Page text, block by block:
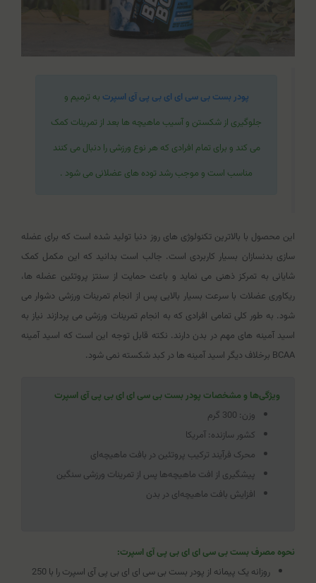
پودر بست بی سی ای ای بی پی آی اسپرت به ترمیم و
جلوگیری از شکستن و آسیب ماهیچه ها بعد از تمرینات کمک
می کند و برای تمام افرادی که هر نوع ورزشی را دنبال می کنند
مناسب است و موجب رشد توده های عضلانی می شود .
این محصول با بالاترین تکنولوژی های روز دنیا تولید شده است که برای عضله
سازی بدنسازان بسیار کاربردی است. جالب است بدانید که این مکمل کمک
شایانی به تمرکز ذهنی می نماید و باعث حمایت از سنتز پروتئین عضله ها،
ریکاوری عضلات با سرعت بسیار بالایی پس از انجام تمرینات ورزشی دشوار می
شود. به طور کلی تمامی افرادی که به انجام تمرینات ورزشی می پردازند نیاز به
اسید آمینه های مهم در بدن دارند. نکته قابل توجه این است که اسید آمینه
BCAA برخلاف دیگر اسید آمینه ها در کبد شکسته نمی شود.
ویژگی‌ها و مشخصات پودر بست بی سی ای ای بی پی آی اسپرت
وزن: 300 گرم
کشور سازنده: آمریکا
محرک فرآیند ترکیب پروتئین در بافت ماهیچه‌ای
پیشگیری از افت ماهیچه‌ها پس از تمرینات ورزشی سنگین
افزایش بافت ماهیچه‌ای در بدن
نحوه مصرف بست بی سی ای ای بی پی آی اسپرت:
روزانه یک پیمانه از پودر بست بی سی ای ای بی پی آی اسپرت را با 250